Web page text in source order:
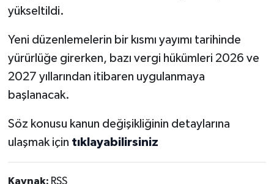
yükseltildi.
Yeni düzenlemelerin bir kısmı yayımı tarihinde
yürürlüğe girerken, bazı vergi hükümleri 2026 ve
2027 yıllarından itibaren uygulanmaya
başlanacak.
Söz konusu kanun değişikliğinin detaylarına
ulaşmak için tıklayabilirsiniz
Kaynak: RSS